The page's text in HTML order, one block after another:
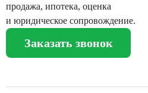
продажа, ипотека, оценка
и юридическое сопровождение.
Заказать звонок